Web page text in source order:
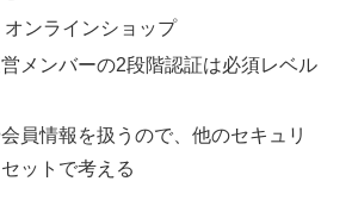
ンラインショップ
メンバーの2段階認証は必須レベル
員情報を扱うので、他のセキュリ
ットで考える